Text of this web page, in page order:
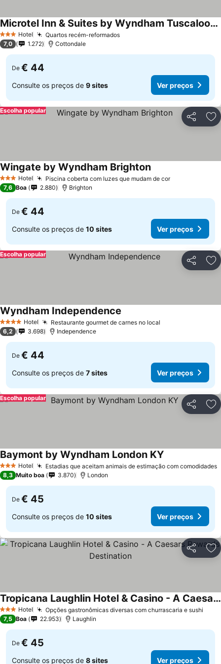
3 EstrelasHotel Quartos recém-reformadosVer preços
Microtel Inn & Suites by Wyndham Tuscaloosa East
Ver preços
7,0 1.272 Cottondale
De € 44
Consulte os preços de 9 sites Ver preços
Partilhar
Escolha popular
3 EstrelasHotel Piscina coberta com luzes que mudam de corVer preços
Wingate by Wyndham BrightonVer preços
7,6 Boa 2.880 Brighton
De € 44
Consulte os preços de 10 sites Ver preços
Partilhar
Escolha popular
4 EstrelasHotel Restaurante gourmet de carnes no local
Wyndham Independence
6,2 3.698 Independence
De € 44
Consulte os preços de 7 sites Ver preços
Partilhar
Escolha popular
3 EstrelasHotel Estadias que aceitam animais de estimação com comodidades
Baymont by Wyndham London KY
8,3 Muito boa 3.870 London
De € 45
Consulte os preços de 10 sites Ver preços
Partilhar
3 EstrelasHotel Opções gastronômicas diversas com churrascaria e sushi
Tropicana Laughlin Hotel & Casino - A Caesars Rewards Destination
Ver preços
7,5 Boa 22.953 Laughlin
De € 45
Consulte os preços de 8 sites Ver preços